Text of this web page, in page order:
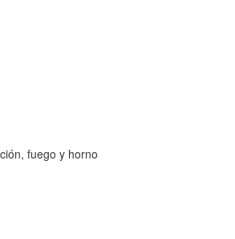
fuego y horno